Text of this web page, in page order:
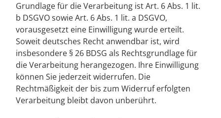
Grundlage für die Verarbeitung ist Art. 6 Abs. 1 lit.
b DSGVO sowie Art. 6 Abs. 1 lit. a DSGVO,
vorausgesetzt eine Einwilligung wurde erteilt.
Soweit deutsches Recht anwendbar ist, wird
insbesondere § 26 BDSG als Rechtsgrundlage für
die Verarbeitung herangezogen. Ihre Einwilligung
können Sie jederzeit widerrufen. Die
Rechtmäßigkeit der bis zum Widerruf erfolgten
Verarbeitung bleibt davon unberührt.